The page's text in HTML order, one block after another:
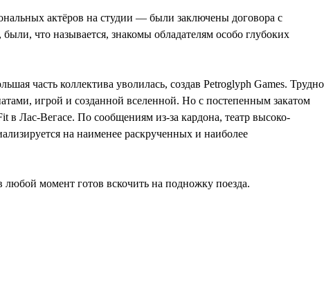
актёров на студии — были заключены договора с
что называется, знакомы обладателям особо глубоких
часть коллектива уволилась, создав Petroglyph Games. Трудно
игрой и созданной вселенной. Но с постепенным закатом
в Лас-Вегасе. По сообщениям из-за кардона, театр высоко-
на наименее раскрученных и наиболее
момент готов вскочить на подножку поезда.